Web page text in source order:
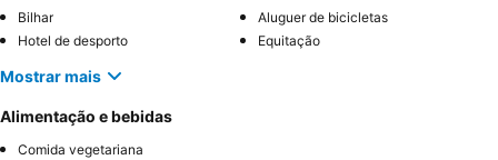
Bilhar
Aluguer de bicicletas
Hotel de desporto
Equitação
Mostrar mais
Alimentação e bebidas
Comida vegetariana